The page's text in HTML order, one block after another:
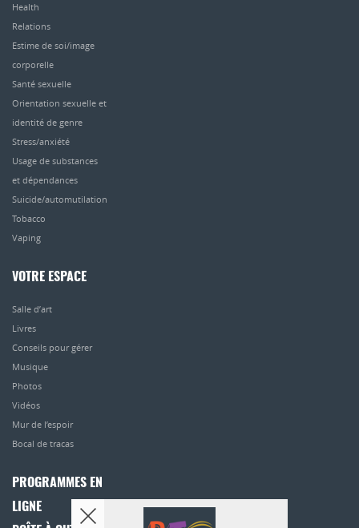
Health
Relations
Estime de soi/image
corporelle
Santé sexuelle
Orientation sexuelle et
identité de genre
Stress/anxiété
Usage de substances
et dépendances
Suicide/automutilation
Tobacco
Vaping
VOTRE ESPACE
Salle d’art
Livres
Conseils pour gérer
Musique
Photos
Vidéos
Mur de l’espoir
Bocal de tracas
PROGRAMMES EN
LIGNE